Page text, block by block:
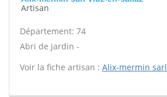
Artisan
Département: 74
Abri de jardin -
Voir la fiche artisan : Alix-mermin sarl